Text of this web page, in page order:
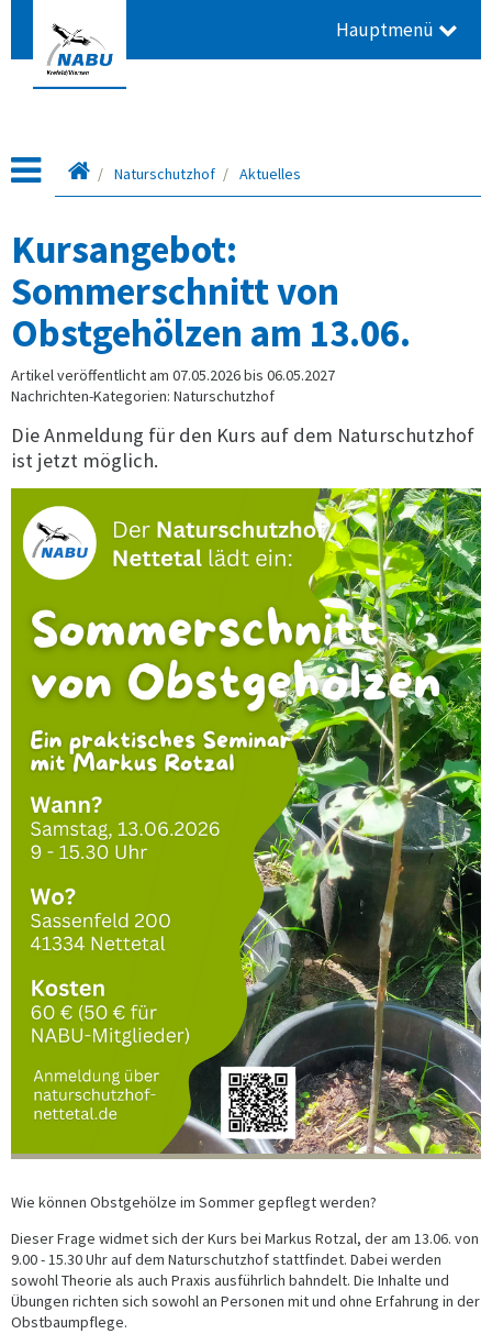
Hauptmenü
Startseite
Naturschutzhof Aktuelles
Kursangebot:
Sommerschnitt von
Obstgehölzen am 13.06.
Artikel veröffentlicht am 07.05.2026 bis 06.05.2027
Nachrichten-Kategorien: Naturschutzhof
Die Anmeldung für den Kurs auf dem Naturschutzhof
ist jetzt möglich.
Wie können Obstgehölze im Sommer gepflegt werden?
Dieser Frage widmet sich der Kurs bei Markus Rotzal, der am 13.06. von
9.00 - 15.30 Uhr auf dem Naturschutzhof stattfindet. Dabei werden
sowohl Theorie als auch Praxis ausführlich bahndelt. Die Inhalte und
Übungen richten sich sowohl an Personen mit und ohne Erfahrung in der
Obstbaumpflege.